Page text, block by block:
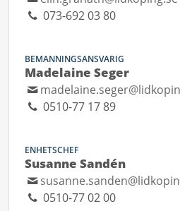
073-692 03 80
BEMANNINGSANSVARIG
Madelaine Seger
0510-77 17 89
ENHETSCHEF
Susanne Sandén
0510-77 02 00